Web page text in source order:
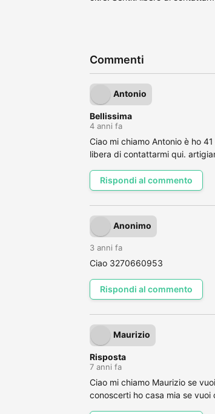
Commenti
Antonio
Bellissima
4 anni fa
Ciao mi chiamo Antonio è ho
libera di contattarmi qui.
Rispondi al commento
Anonimo
3 anni fa
Ciao 3270660953
Rispondi al commento
Maurizio
Risposta
7 anni fa
Ciao mi chiamo Maurizio se
conoscerti ho casa mia se